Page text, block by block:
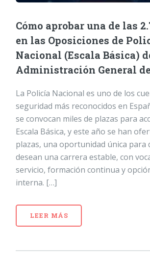
Cómo aprobar una de las
en las Oposiciones de
Nacional (Escala Básica)
Administración General
La Policía Nacional es uno de los
seguridad más reconocidos en
se convocan miles de plazas para
Escala Básica, y este año se han
plazas, una oportunidad única para
desean una carrera estable, con
servicio, formación continua y
interna. […]
LEER MÁS